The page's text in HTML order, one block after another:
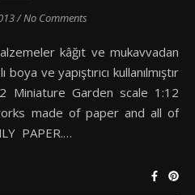
/No Comments
boya ve yapıştırıcı kullanılmıştır
Miniature Garden scale 1:12
made of paper and all of
PAPER.…